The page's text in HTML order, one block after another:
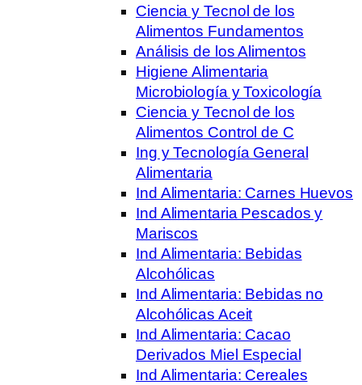
Ciencia y Tecnol de los
Alimentos Fundamentos
Análisis de los Alimentos
Higiene Alimentaria
Microbiología y Toxicología
Ciencia y Tecnol de los
Alimentos Control de C
Ing y Tecnología General
Alimentaria
Ind Alimentaria: Carnes Huevos
Ind Alimentaria Pescados y
Mariscos
Ind Alimentaria: Bebidas
Alcohólicas
Ind Alimentaria: Bebidas no
Alcohólicas Aceit
Ind Alimentaria: Cacao
Derivados Miel Especial
Ind Alimentaria: Cereales